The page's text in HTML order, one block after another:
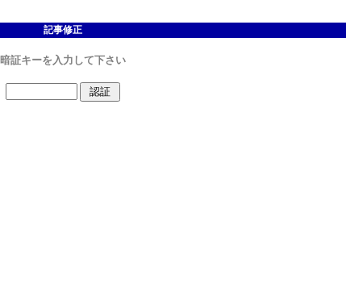
記事修正
暗証キーを入力して下さい